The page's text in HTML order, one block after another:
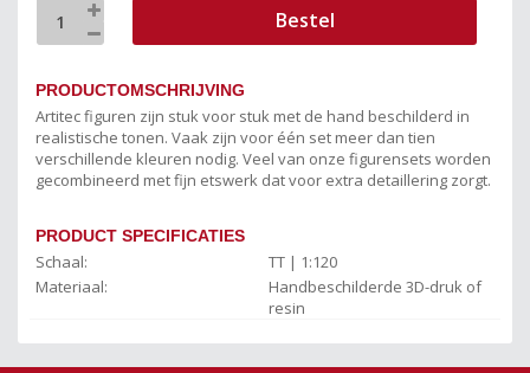
Bestel
PRODUCTOMSCHRIJVING
Artitec figuren zijn stuk voor stuk met de hand beschilderd in
realistische tonen. Vaak zijn voor één set meer dan tien
verschillende kleuren nodig. Veel van onze figurensets worden
gecombineerd met fijn etswerk dat voor extra detaillering zorgt.
PRODUCT SPECIFICATIES
Schaal:
TT | 1:120
Materiaal:
Handbeschilderde 3D-druk of
resin